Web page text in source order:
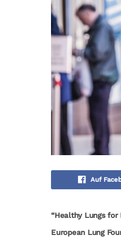
Auf
“Healthy Lungs
European Lung